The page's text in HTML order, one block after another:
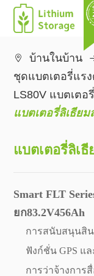
 บ้านในบ้าน
ชุดแบตเตอรี่แร
LS80V แบตเตอ
แบตเตอรี่ลิเธีย
แบตเตอรี่ลิเ
Smart FLT
ยก83.2V456Ah
การสนับสนุนสิ
ฟังก์ชั่น GPS แล
การว่าจ้างการ